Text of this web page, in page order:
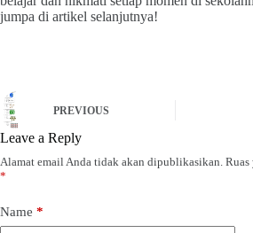
jumpa di artikel selanjutnya!
PREVIOUS
Leave a Reply
Alamat email Anda tidak akan dipublikasikan.
*
Name *